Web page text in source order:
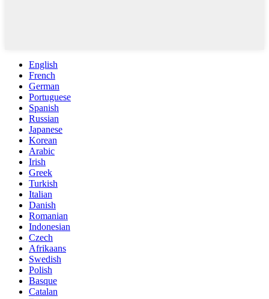
English
French
German
Portuguese
Spanish
Russian
Japanese
Korean
Arabic
Irish
Greek
Turkish
Italian
Danish
Romanian
Indonesian
Czech
Afrikaans
Swedish
Polish
Basque
Catalan